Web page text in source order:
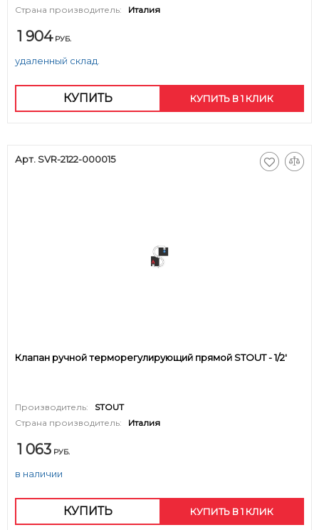
Страна производитель:
Италия
1 904 РУБ.
удаленный склад.
КУПИТЬ КУПИТЬ В 1 КЛИК
Арт. SVR-2122-000015
Клапан ручной терморегулирующий прямой STOUT - 1/2'
Производитель:
STOUT
Страна производитель:
Италия
1 063 РУБ.
в наличии
КУПИТЬ КУПИТЬ В 1 КЛИК